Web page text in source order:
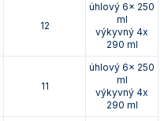
12
úhlový 6x 250
ml
výkyvný 4x
290 ml
11
úhlový 6x 250
ml
výkyvný 4x
290 ml